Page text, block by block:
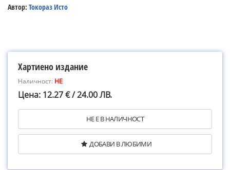
Автор: Токораз Исто
Хартиено издание
Наличност: НЕ
Цена: 12.27 € / 24.00 ЛВ.
НЕ Е В НАЛИЧНОСТ
ДОБАВИ В ЛЮБИМИ